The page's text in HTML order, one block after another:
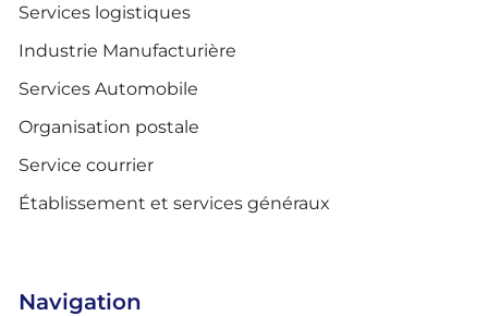
Services logistiques
Industrie Manufacturière
Services Automobile
Organisation postale
Service courrier
Établissement et services généraux
Navigation